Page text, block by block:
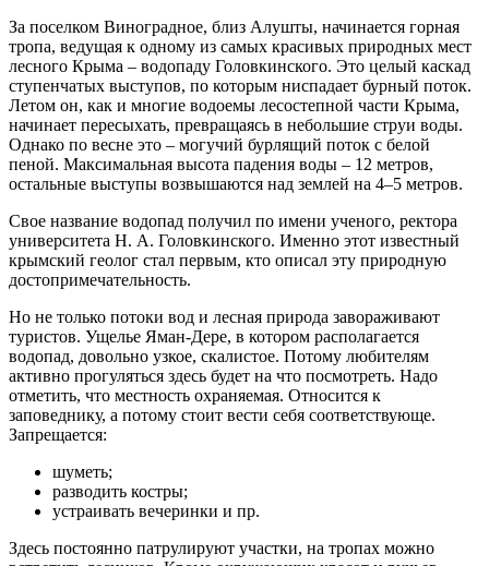
За поселком Виноградное, близ Алушты, начинается горная
тропа, ведущая к одному из самых красивых природных мест
лесного Крыма – водопаду Головкинского. Это целый каскад
ступенчатых выступов, по которым ниспадает бурный поток.
Летом он, как и многие водоемы лесостепной части Крыма,
начинает пересыхать, превращаясь в небольшие струи воды.
Однако по весне это – могучий бурлящий поток с белой
пеной. Максимальная высота падения воды – 12 метров,
остальные выступы возвышаются над землей на 4–5 метров.
Свое название водопад получил по имени ученого, ректора
университета Н. А. Головкинского. Именно этот известный
крымский геолог стал первым, кто описал эту природную
достопримечательность.
Но не только потоки вод и лесная природа завораживают
туристов. Ущелье Яман-Дере, в котором располагается
водопад, довольно узкое, скалистое. Потому любителям
активно прогуляться здесь будет на что посмотреть. Надо
отметить, что местность охраняемая. Относится к
заповеднику, а потому стоит вести себя соответствующе.
Запрещается:
шуметь;
разводить костры;
устраивать вечеринки и пр.
Здесь постоянно патрулируют участки, на тропах можно